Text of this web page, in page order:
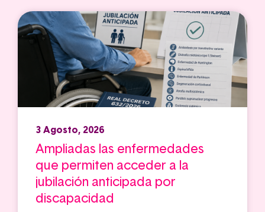
3 Agosto, 2026
Ampliadas las enfermedades
que permiten acceder a la
jubilación anticipada por
discapacidad